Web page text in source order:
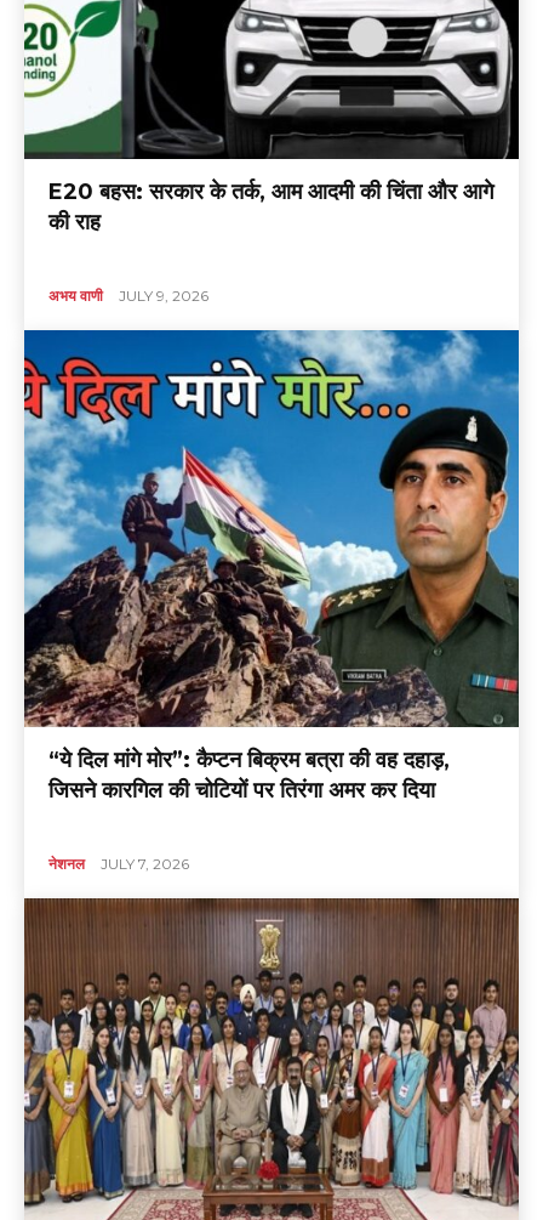
E20 बहस: सरकार के तर्क, आम आदमी की चिंता और आगे
की राह
अभय वाणी JULY 9, 2026
“ये दिल मांगे मोर”: कैप्टन बिक्रम बत्रा की वह दहाड़,
जिसने कारगिल की चोटियों पर तिरंगा अमर कर दिया
नेशनल JULY 7, 2026